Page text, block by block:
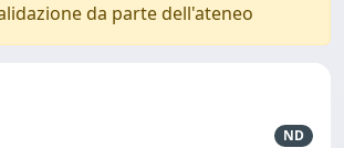
da parte dell'ateneo
ND